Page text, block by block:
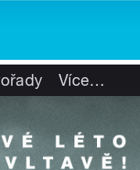
Více…